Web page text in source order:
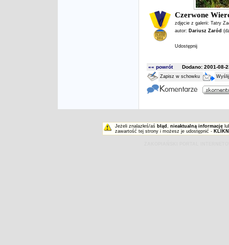
Czerwone
zdjęcie z galerii: Tatry
autor: Dariusz Zaród
Udostępnij
«« powrótDodano: 2001-08-
Zapisz w schowku
Jeżeli znalazłeś/aś błąd , nieaktualną informację
zawartość tej strony i możesz je udostępnić -